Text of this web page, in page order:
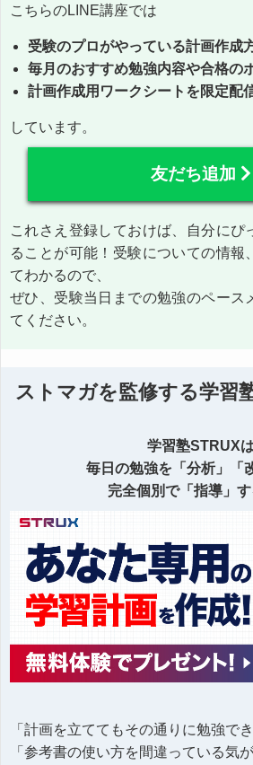
こちらのLINE講座では
受験のプロがやっている計画作成
毎月のおすすめ勉強内容や合格の
計画作成用ワークシートを限定配
しています。
友だち追加
これさえ登録しておけば、自分にぴ
ることが可能！受験についての情報
てわかるので、
ぜひ、受験当日までの勉強のペース
てください。
ストマガを監修する学習
学習塾STRUX
毎日の勉強を「分析」「
完全個別で「指導」す
「計画を立ててもその通りに勉強でき
「参考書の使い方を間違っている気が